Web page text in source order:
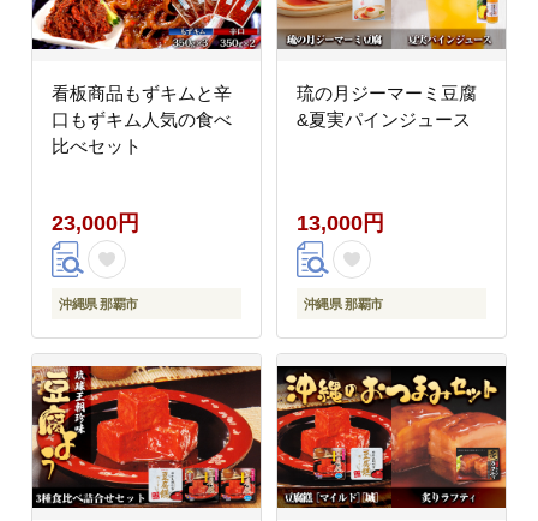
看板商品もずキムと辛
口もずキム人気の食べ
比べセット
23,000円
沖縄県 那覇市
琉の月ジーマーミ豆腐
&夏実パインジュース
13,000円
沖縄県 那覇市